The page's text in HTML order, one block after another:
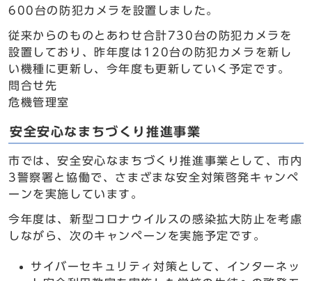
600台の防犯カメラを設置しました。
従来からのものとあわせ合計730台の防犯カメラを
設置しており、昨年度は120台の防犯カメラを新し
い機種に更新し、今年度も更新していく予定です。
問合せ先
危機管理室
安全安心なまちづくり推進事業
市では、安全安心なまちづくり推進事業として、市内
3警察署と協働で、さまざまな安全対策啓発キャンペ
ーンを実施しています。
今年度は、新型コロナウイルスの感染拡大防止を考慮
しながら、次のキャンペーンを実施予定です。
サイバーセキュリティ対策として、インターネッ